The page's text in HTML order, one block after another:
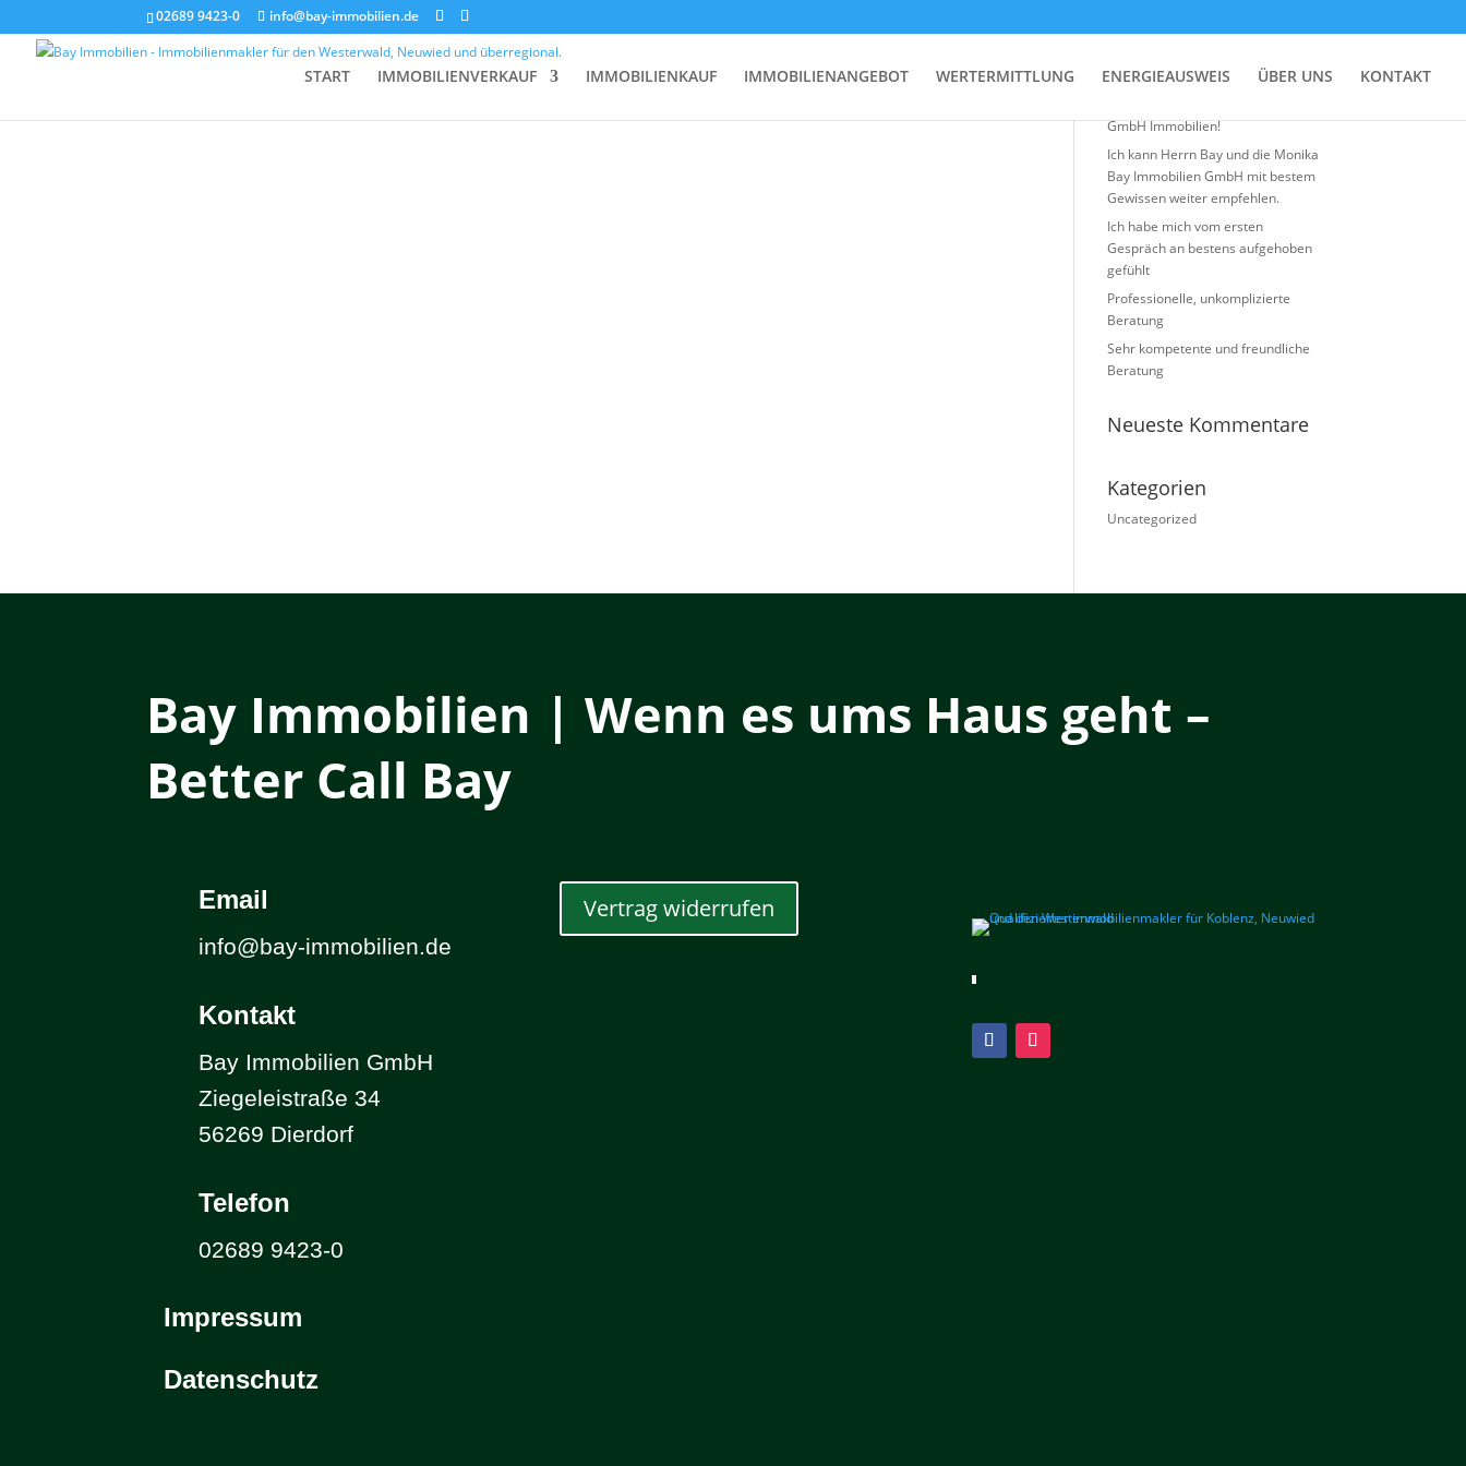
02689 9423-0 info@bay-immobilien.de
START IMMOBILIENVERKAUF IMMOBILIENKAUF IMMOBILIENANGEBOT WERTERMITTLUNG ENERGIEAUSWEIS ÜBER UNS KONTAKT
Neueste Beiträge
GmbH Immobilien!
Ich kann Herrn Bay und die Monika
Bay Immobilien GmbH mit bestem
Gewissen weiter empfehlen.
Ich habe mich vom ersten
Gespräch an bestens aufgehoben
gefühlt
Professionelle, unkomplizierte
Beratung
Sehr kompetente und freundliche
Beratung
Neueste Kommentare
Kategorien
Uncategorized
Bay Immobilien | Wenn es ums Haus geht –
Better Call Bay
Email
info@bay-immobilien.de
Kontakt
Bay Immobilien GmbH
Ziegeleistraße 34
56269 Dierdorf
Telefon
02689 9423-0
Impressum
Datenschutz
Vertrag widerrufen